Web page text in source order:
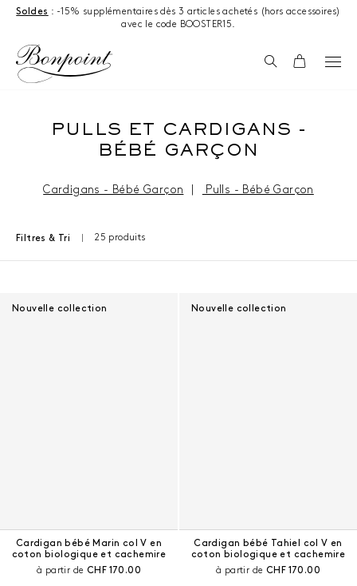
Aller directement au contenu
Soldes : -15% supplémentaires dès 3 articles achetés (hors accessoires)
avec le code BOOSTER15.
Recherche
Panier
PULLS ET CARDIGANS -
BÉBÉ GARÇON
Cardigans - Bébé Garçon Pulls - Bébé Garçon
Filtres & Tri 25 produits
Nouvelle collection
Cardigan bébé Marin col V en
coton biologique et cachemire
à partir de Prix courant :
CHF 170.00
Nouvelle collection
Cardigan bébé Tahiel col V en
coton biologique et cachemire
à partir de Prix courant :
CHF 170.00